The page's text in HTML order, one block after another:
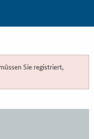
Sie registriert,